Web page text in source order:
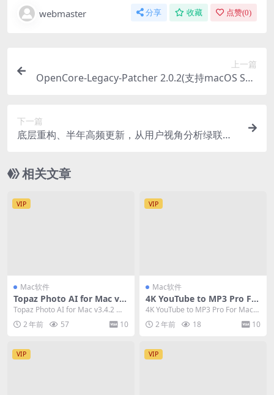
webmaster 分享 收藏 点赞(0)
上一篇
OpenCore-Legacy-Patcher 2.0.2(支持macOS Seq
下一篇
底层重构、半年高频更新，从用户视角分析绿联私
相关文章
VIP
Mac软件
Topaz Photo AI for Mac v3.
4.2增强版 激活卓越图像质量
Topaz Photo AI for Mac v3.4.2 是
一款革命性的图片编...
2 年前 57 10
VIP
Mac软件
4K YouTube to MP3 Pro For
Mac v5.5.4 专业的YouTube
音频提取工具
4K YouTube to MP3 Pro For Mac
是一款非常专业的Yo...
2 年前 18 10
VIP VIP